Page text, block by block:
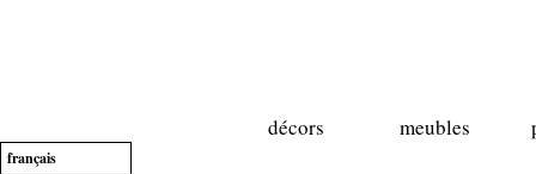
décors meubles
français